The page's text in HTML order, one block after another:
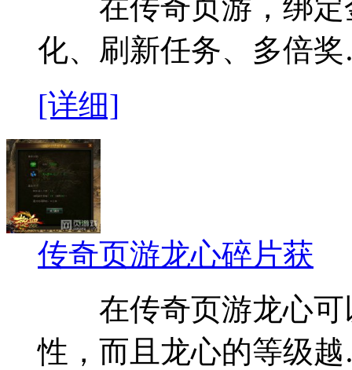
在传奇页游，绑定
化、刷新任务、多倍
[详细]
传奇页游龙心碎片获
在传奇页游龙心可
性，而且龙心的等级